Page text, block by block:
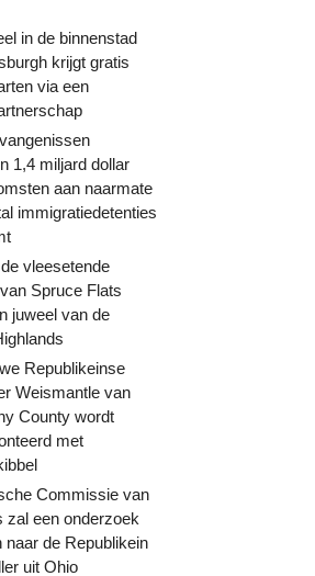
in de binnenstad
krijgt gratis
via een
1,4 miljard dollar
aan naarmate
immigratiedetenties
vleesetende
Spruce Flats
juweel van de
Republikeinse
Weismantle van
County wordt
met
Commissie van
zal een onderzoek
naar de Republikein
uit Ohio